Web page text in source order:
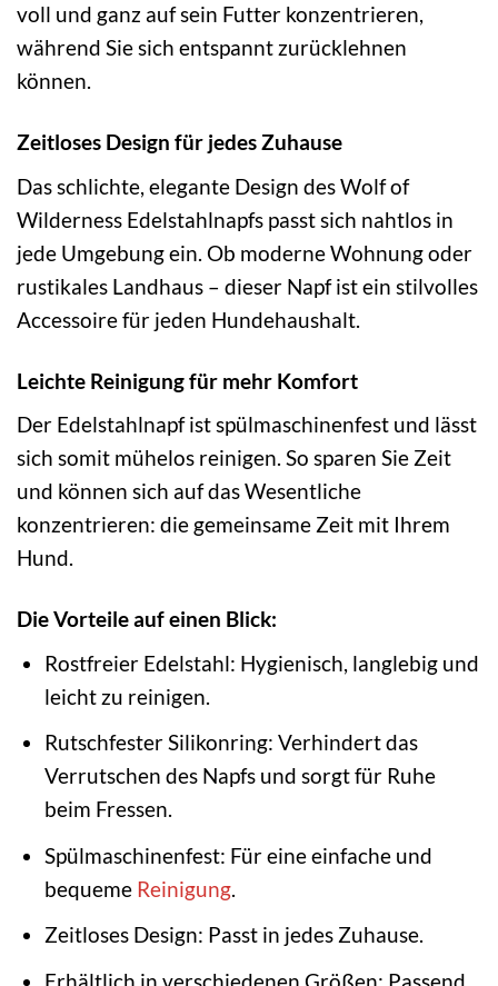
voll und ganz auf sein Futter konzentrieren,
während Sie sich entspannt zurücklehnen
können.
Zeitloses Design für jedes Zuhause
Das schlichte, elegante Design des Wolf of
Wilderness Edelstahlnapfs passt sich nahtlos in
jede Umgebung ein. Ob moderne Wohnung oder
rustikales Landhaus – dieser Napf ist ein stilvolles
Accessoire für jeden Hundehaushalt.
Leichte Reinigung für mehr Komfort
Der Edelstahlnapf ist spülmaschinenfest und lässt
sich somit mühelos reinigen. So sparen Sie Zeit
und können sich auf das Wesentliche
konzentrieren: die gemeinsame Zeit mit Ihrem
Hund.
Die Vorteile auf einen Blick:
Rostfreier Edelstahl: Hygienisch, langlebig und
leicht zu reinigen.
Rutschfester Silikonring: Verhindert das
Verrutschen des Napfs und sorgt für Ruhe
beim Fressen.
Spülmaschinenfest: Für eine einfache und
bequeme Reinigung.
Zeitloses Design: Passt in jedes Zuhause.
Erhältlich in verschiedenen Größen: Passend